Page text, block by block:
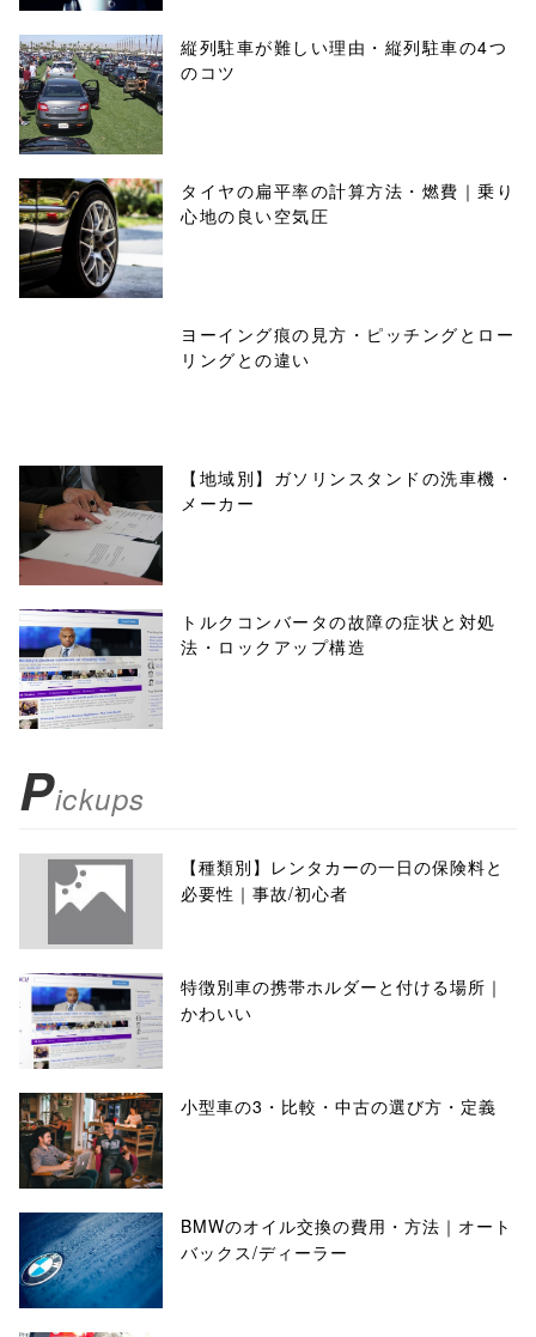
縦列駐車が難しい理由・縦列駐車の4つ
のコツ
タイヤの扁平率の計算方法・燃費｜乗り
心地の良い空気圧
ヨーイング痕の見方・ピッチングとロー
リングとの違い
【地域別】ガソリンスタンドの洗車機・
メーカー
トルクコンバータの故障の症状と対処
法・ロックアップ構造
Pickups
【種類別】レンタカーの一日の保険料と
必要性｜事故/初心者
特徴別車の携帯ホルダーと付ける場所｜
かわいい
小型車の3・比較・中古の選び方・定義
BMWのオイル交換の費用・方法｜オート
バックス/ディーラー